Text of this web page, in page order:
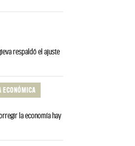
respaldó el ajuste
ECONÓMICA
la economía hay